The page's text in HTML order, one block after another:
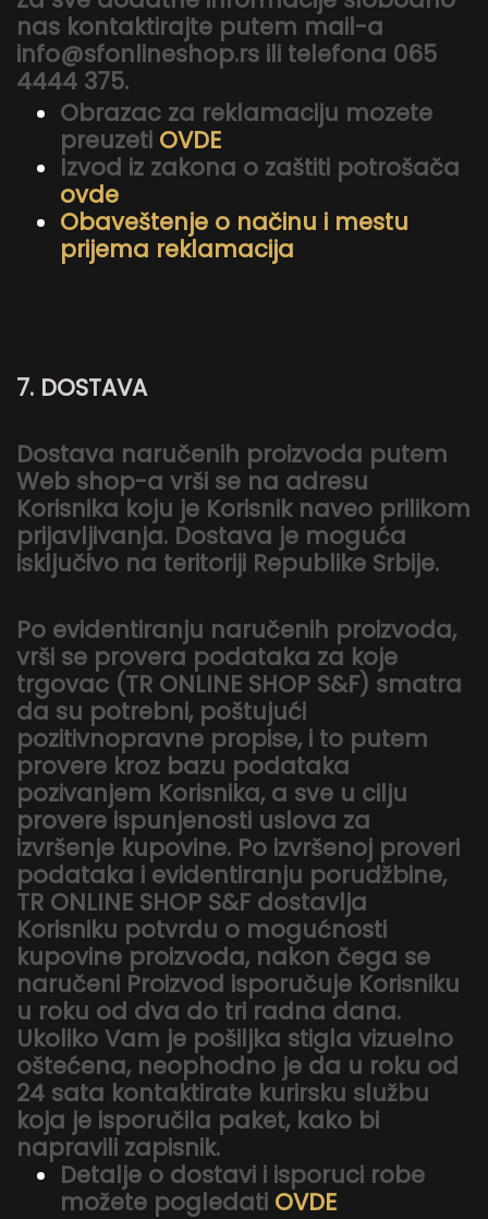
nas kontaktirajte putem mail-a
info@sfonlineshop.rs ili telefona 065
4444 375.
Obrazac za reklamaciju mozete
preuzeti OVDE
Izvod iz zakona o zaštiti potrošača
ovde
Obaveštenje o načinu i mestu
prijema reklamacija
7. DOSTAVA
Dostava naručenih proizvoda putem
Web shop-a vrši se na adresu
Korisnika koju je Korisnik naveo prilikom
prijavljivanja. Dostava je moguća
isključivo na teritoriji Republike Srbije.
Po evidentiranju naručenih proizvoda,
vrši se provera podataka za koje
trgovac (TR ONLINE SHOP S&F) smatra
da su potrebni, poštujući
pozitivnopravne propise, i to putem
provere kroz bazu podataka
pozivanjem Korisnika, a sve u cilju
provere ispunjenosti uslova za
izvršenje kupovine. Po izvršenoj proveri
podataka i evidentiranju porudžbine,
TR ONLINE SHOP S&F dostavlja
Korisniku potvrdu o mogućnosti
kupovine proizvoda, nakon čega se
naručeni Proizvod isporučuje Korisniku
u roku od dva do tri radna dana.
Ukoliko Vam je pošiljka stigla vizuelno
oštećena, neophodno je da u roku od
24 sata kontaktirate kurirsku službu
koja je isporučila paket, kako bi
napravili zapisnik.
Detalje o dostavi i isporuci robe
možete pogledati OVDE